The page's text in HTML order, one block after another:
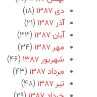
دی ۱۳۸۷
(۱۸)
آذر ۱۳۸۷
(۲۱)
آبان ۱۳۸۷
(۳۳)
مهر ۱۳۸۷
(۳۴)
شهریور ۱۳۸۷
(۴۶)
مرداد ۱۳۸۷
(۴۳)
تیر ۱۳۸۷
(۴۸)